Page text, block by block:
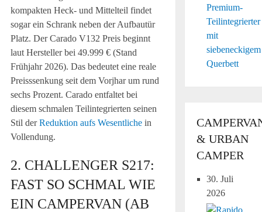
kompakten Heck- und Mittelteil findet
sogar ein Schrank neben der Aufbautür
Platz. Der Carado V132 Preis beginnt
laut Hersteller bei 49.999 € (Stand
Frühjahr 2026). Das bedeutet eine reale
Preisssenkung seit dem Vorjhar um rund
sechs Prozent. Carado entfaltet bei
diesem schmalen Teilintegrierten seinen
Stil derReduktion aufs Wesentlichein
Vollendung.
2. CHALLENGER S217:
FAST SO SCHMAL WIE
EIN CAMPERVAN (AB
Premium-
Teilintegrierter
mit
siebeneckigem
Querbett
& URBAN
CAMPER
30. Juli
2026